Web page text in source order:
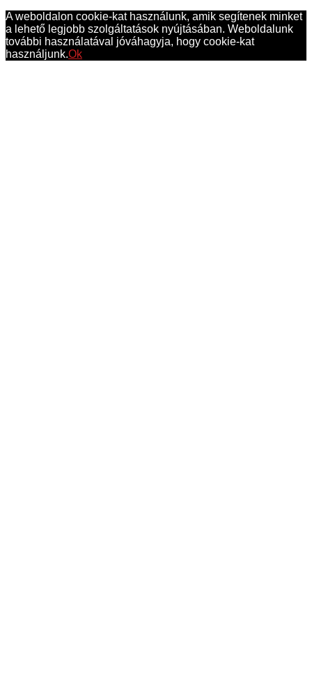
A weboldalon cookie-kat használunk, amik segítenek minket
a lehető legjobb szolgáltatások nyújtásában. Weboldalunk
további használatával jóváhagyja, hogy cookie-kat
használjunk.Ok